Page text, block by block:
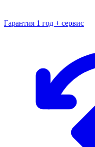
Гарантия 1 год + сервис